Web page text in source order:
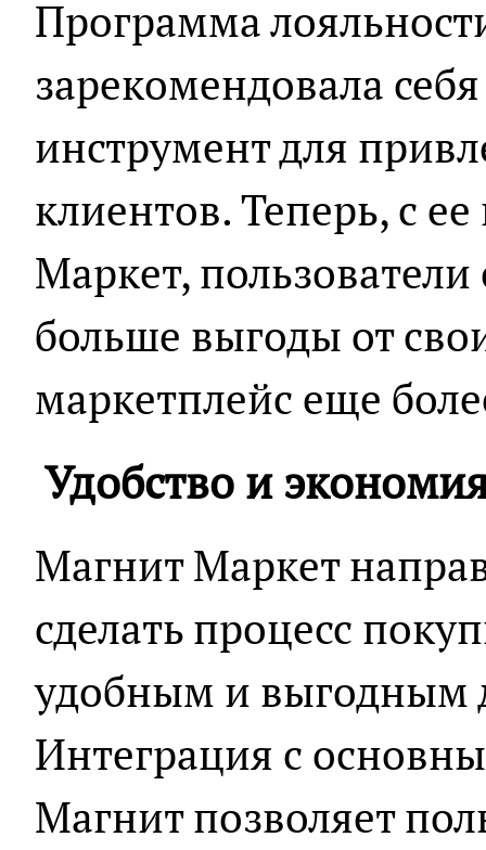
Программа
зарекомендовала
инструмент для
клиентов. Теперь, с
Маркет,
больше выгоды от
маркетплейс еще
Удобство и
Магнит Маркет
сделать процесс
удобным и выгодным
Интеграция с
Магнит позволяет